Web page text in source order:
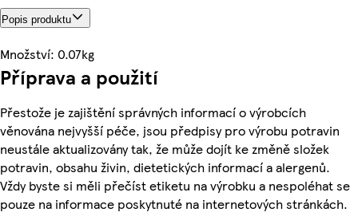
Popis produktu
Množství: 0.07kg
Příprava a použití
Přestože je zajištění správných informací o výrobcích
věnována nejvyšší péče, jsou předpisy pro výrobu potravin
neustále aktualizovány tak, že může dojít ke změně složek
potravin, obsahu živin, dietetických informací a alergenů.
Vždy byste si měli přečíst etiketu na výrobku a nespoléhat se
pouze na informace poskytnuté na internetových stránkách.